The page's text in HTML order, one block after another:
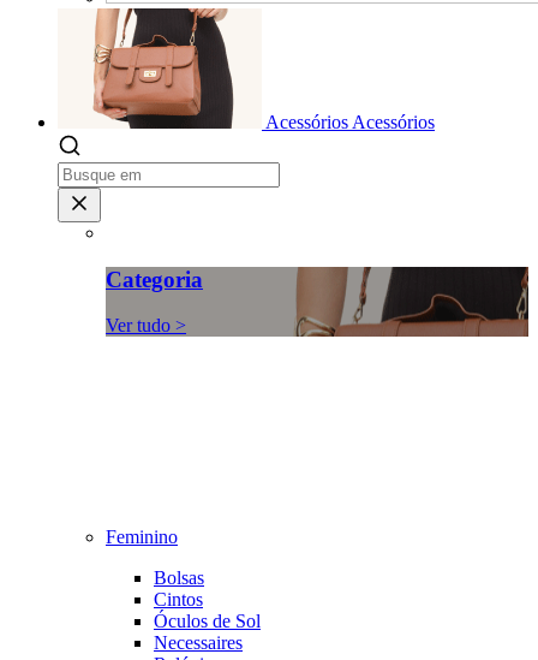
Acessórios Acessórios
Categoria
Ver tudo >
Feminino
Bolsas
Cintos
Óculos de Sol
Necessaires